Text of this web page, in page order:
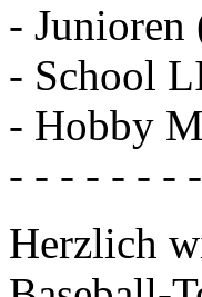
- Junioren
- School
- Hobby
- - - - - - -
Herzlich